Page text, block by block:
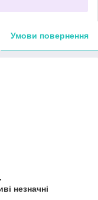
Умови повернення
незначні